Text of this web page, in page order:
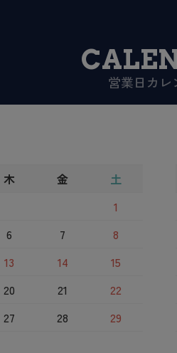
営業日カレ
木 金
土
1
6 7
8
13 14
15
20 21
22
27 28
29